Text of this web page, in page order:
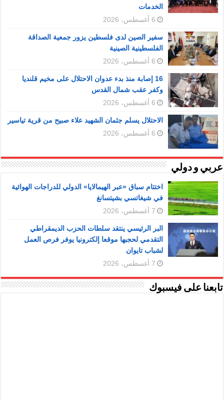
الخدمات
6 أغسطس، 2026
سفير الصين لدى فلسطين يزور جمعية الصداقة
الفلسطينية الصينية
6 أغسطس، 2026
16 إصابة منذ بدء عدوان الاحتلال على مخيم قلنديا
وكفر عقب شمال القدس
6 أغسطس، 2026
الاحتلال يسلم جثمان الشهيد علاء صبيح من قرية تياسير
6 أغسطس، 2026
عربي و دولي
اختتام سباق «عبر الهيمالايا» الدولي للدراجات الهوائية
في شيغاتسي بشيتسانغ
7 أغسطس، 2026
البر الرئيسي ينتقد سلطات الحزب الديمقراطي
التقدمي لحجبها موقعا إلكترونيا يوفر فرص العمل
لشباب تايوان
7 أغسطس، 2026
تابعنا على فيسبوك